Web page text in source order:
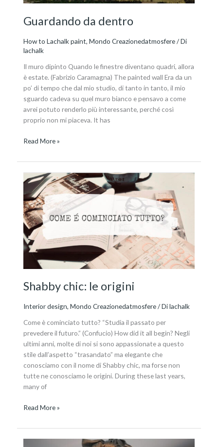
Guardando da dentro
How to Lachalk paint,Mondo Creazionedatmosfere/ Di
lachalk
Il muro dipinto Quando le finestre diventano quadri, allora
è estate. (Fabrizio Caramagna) The painted wall Era da un
po’ di tempo che dal mio studio, di tanto in tanto, il mio
sguardo cadeva su quel muro bianco e pensavo a come
avrei potuto renderlo più interessante, perché così
proprio non mi piaceva. It has
Read More »
Shabby chic: le origini
Interior design,Mondo Creazionedatmosfere/ Dilachalk
Come è cominciato tutto? “Studia il passato per
prevedere il futuro.” (Confucio) How did it all begin? Negli
ultimi anni, molte di noi si sono appassionate a questo
stile dall’aspetto “trasandato” ma elegante che
conosciamo con il nome di Shabby chic, ma forse non
tutte ne conosciamo le origini. During these last years,
many of
Shabby
chic:
le
origini
Read More »